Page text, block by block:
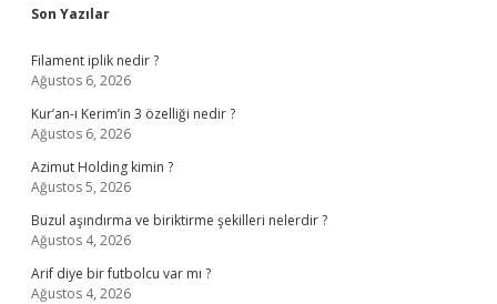
Sidebar
Son Yazılar
Filament iplik nedir ?
Ağustos 6, 2026
Kur’an-ı Kerim’in 3 özelliği nedir ?
Ağustos 6, 2026
Azimut Holding kimin ?
Ağustos 5, 2026
Buzul aşındırma ve biriktirme şekilleri nelerdir ?
Ağustos 4, 2026
Arif diye bir futbolcu var mı ?
Ağustos 4, 2026